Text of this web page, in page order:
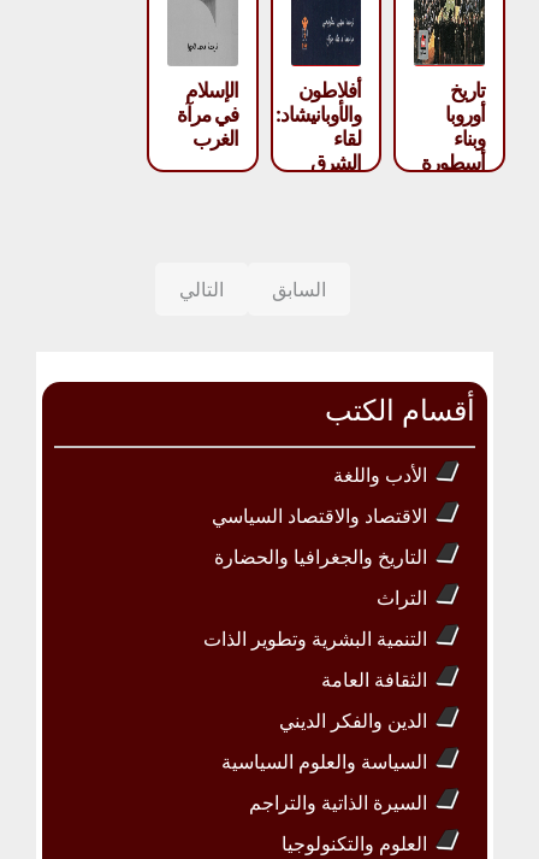
تاريخ
أوروبا
وبناء
أسطورة
أفلاطون
والأوبانيشاد:
لقاء
الشرق
الإسلام
في مرآة
الغرب
السابق التالي
أقسام الكتب
الأدب واللغة
الاقتصاد والاقتصاد السياسي
التاريخ والجغرافيا والحضارة
التراث
التنمية البشرية وتطوير الذات
الثقافة العامة
الدين والفكر الديني
السياسة والعلوم السياسية
السيرة الذاتية والتراجم
العلوم والتكنولوجيا